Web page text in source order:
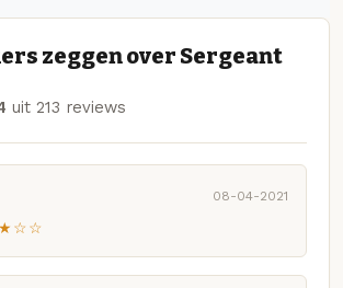
zeggen over Sergeant
uit 213 reviews
08-04-2021